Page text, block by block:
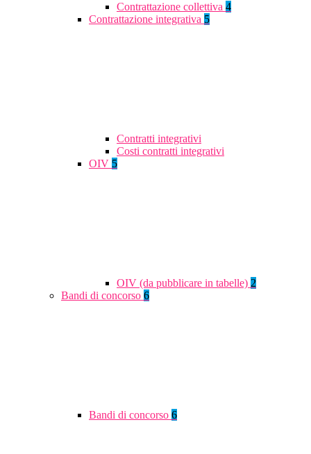
Contrattazione collettiva 4
Contrattazione integrativa 5
Contratti integrativi
Costi contratti integrativi
OIV 5
OIV (da pubblicare in tabelle) 2
Bandi di concorso 6
Bandi di concorso 6